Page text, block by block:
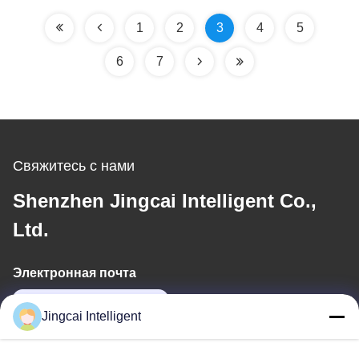
для промышленного
1 2 3 4 5
6 7
Свяжитесь с нами
Shenzhen Jingcai Intelligent Co.,
Ltd.
Электронная почта
Jingcai Intelligent